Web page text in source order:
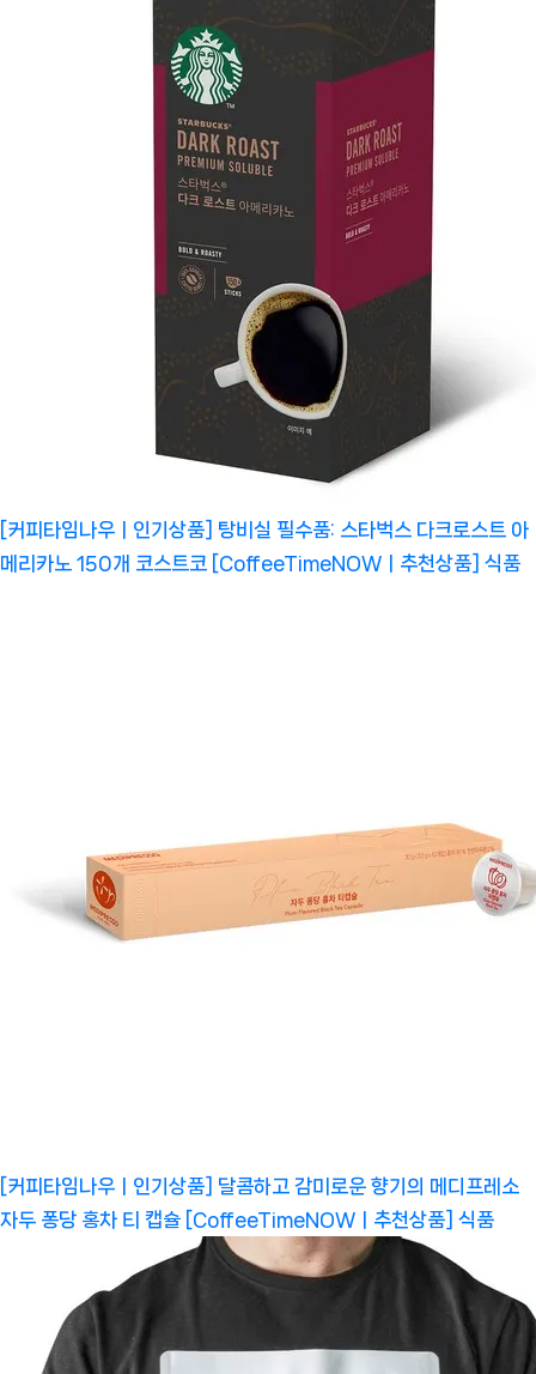
[커피타임나우ㅣ인기상품] 탕비실 필수품: 스타벅스 다크로스트 아
메리카노 150개 코스트코 [CoffeeTimeNOWㅣ추천상품] 식품
[커피타임나우ㅣ인기상품] 달콤하고 감미로운 향기의 메디프레소
자두 퐁당 홍차 티 캡슐 [CoffeeTimeNOWㅣ추천상품] 식품